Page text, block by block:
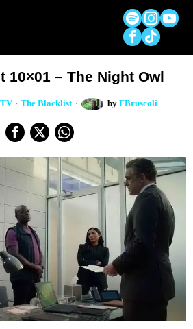
10×01 – The Night Owl
· The Blacklist by FBruscoli